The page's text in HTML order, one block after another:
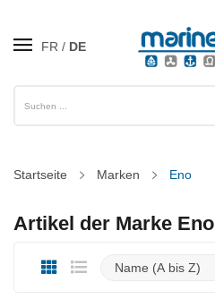
FR DE
Startseite Marken Eno
Artikel der Marke Eno
Name (A bis Z)